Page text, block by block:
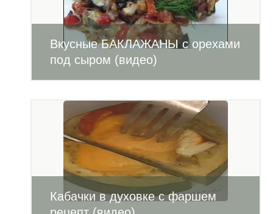
Вкусные БАКЛАЖАНЫ с орехами
под сыром (видео)
Кабачки в духовке с фаршем